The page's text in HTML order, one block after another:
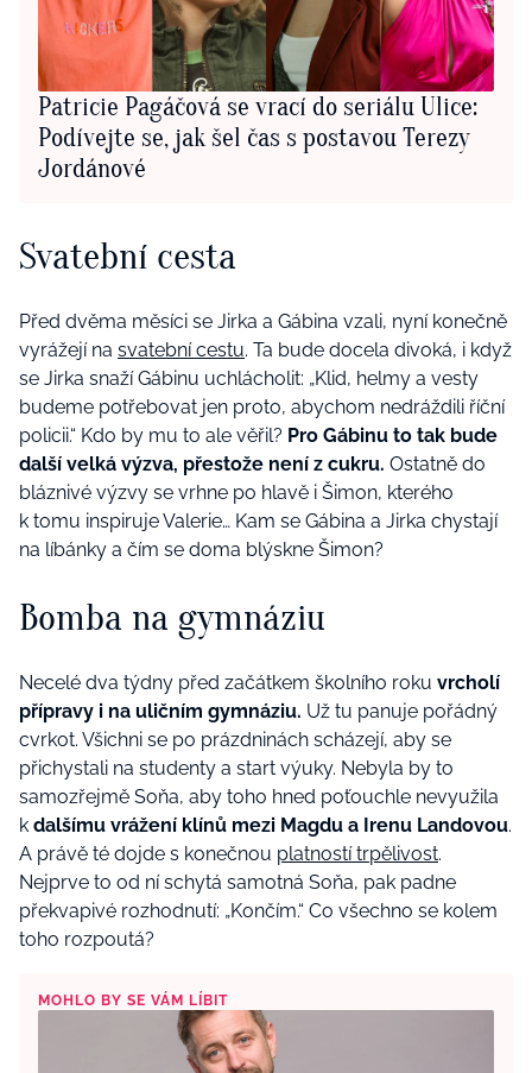
Patricie Pagáčová se vrací do seriálu Ulice:
Podívejte se, jak šel čas s postavou Terezy
Jordánové
Svatební cesta
Před dvěma měsíci se Jirka a Gábina vzali, nyní konečně
vyrážejí na svatební cestu. Ta bude docela divoká, i když
se Jirka snaží Gábinu uchlácholit: „Klid, helmy a vesty
budeme potřebovat jen proto, abychom nedráždili říční
policii.“ Kdo by mu to ale věřil? Pro Gábinu to tak bude
další velká výzva, přestože není z cukru. Ostatně do
bláznivé výzvy se vrhne po hlavě i Šimon, kterého
k tomu inspiruje Valerie… Kam se Gábina a Jirka chystají
na líbánky a čím se doma blýskne Šimon?
Bomba na gymnáziu
Necelé dva týdny před začátkem školního roku vrcholí
přípravy i na uličním gymnáziu. Už tu panuje pořádný
cvrkot. Všichni se po prázdninách scházejí, aby se
přichystali na studenty a start výuky. Nebyla by to
samozřejmě Soňa, aby toho hned poťouchle nevyužila
k dalšímu vrážení klínů mezi Magdu a Irenu Landovou.
A právě té dojde s konečnou platností trpělivost.
Nejprve to od ní schytá samotná Soňa, pak padne
překvapivé rozhodnutí: „Končím.“ Co všechno se kolem
toho rozpoutá?
MOHLO BY SE VÁM LÍBIT